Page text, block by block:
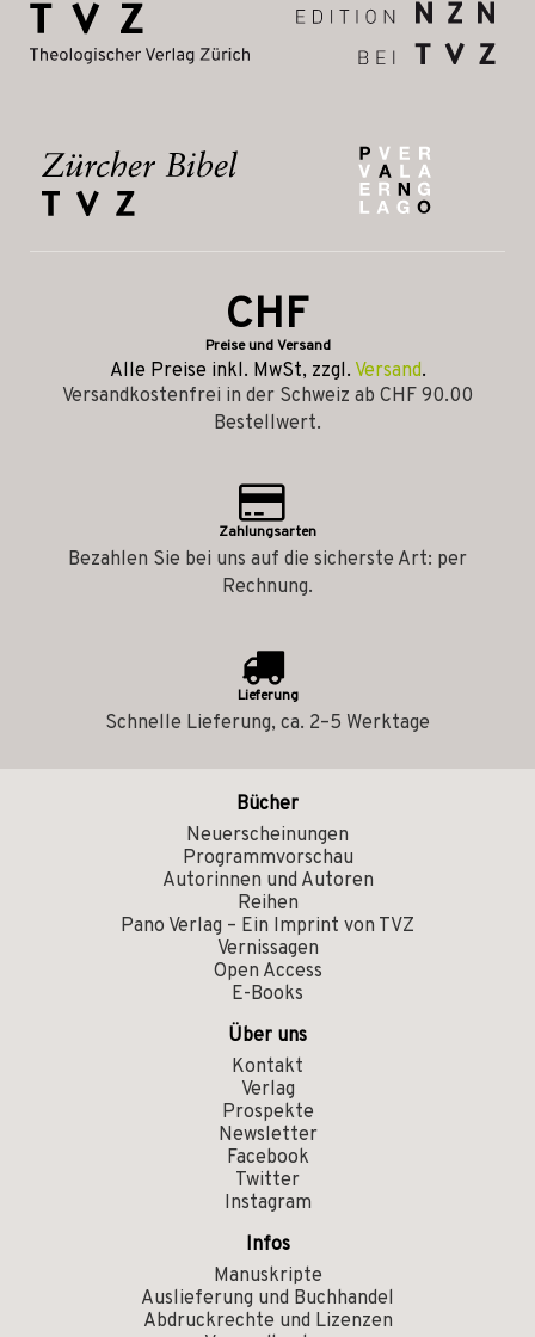
CHF
Preise und Versand
Alle Preise inkl. MwSt, zzgl. Versand.
Versandkostenfrei in der Schweiz ab CHF 90.00
Bestellwert.
Zahlungsarten
Bezahlen Sie bei uns auf die sicherste Art: per
Rechnung.
Lieferung
Schnelle Lieferung, ca. 2–5 Werktage
Bücher
Neuerscheinungen
Programmvorschau
Autorinnen und Autoren
Reihen
Pano Verlag – Ein Imprint von TVZ
Vernissagen
Open Access
E-Books
Über uns
Kontakt
Verlag
Prospekte
Newsletter
Facebook
Twitter
Instagram
Infos
Manuskripte
Auslieferung und Buchhandel
Abdruckrechte und Lizenzen